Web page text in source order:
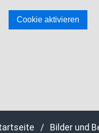
Cookie aktivieren
/ Bilder und